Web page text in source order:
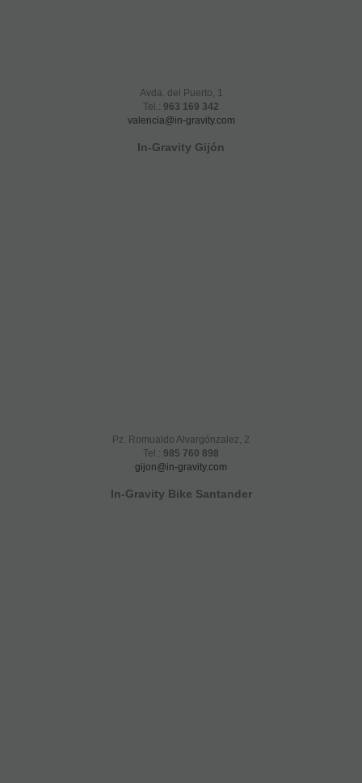
Avda. del Puerto, 1
Tel.: 963 169 342
valencia@in-gravity.com
In-Gravity Gijón
Pz. Romualdo Alvargónzalez, 2
Tel.: 985 760 898
gijon@in-gravity.com
In-Gravity Bike Santander